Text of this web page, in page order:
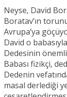
Neyse, David
Boratav’ın
Avrupa’ya
David o
Dedesinin
Babası fizikçi,
Dedenin
masal derlediği